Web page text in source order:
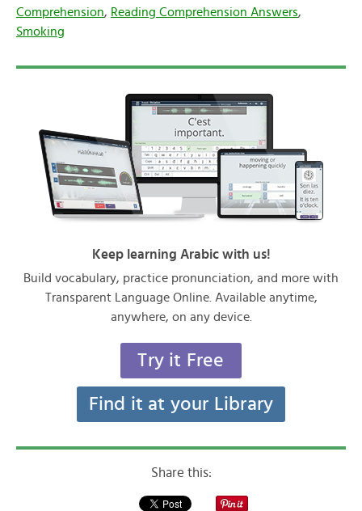
Comprehension, Reading Comprehension Answers,
Smoking
Keep learning Arabic with us!
Build vocabulary, practice pronunciation, and more with
Transparent Language Online. Available anytime,
anywhere, on any device.
Try it Free
Find it at your Library
Share this: